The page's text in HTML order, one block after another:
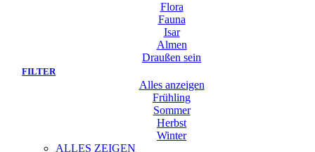
Flora
Fauna
Isar
Almen
Draußen sein
FILTER
Alles anzeigen
Frühling
Sommer
Herbst
Winter
ALLES ZEIGEN